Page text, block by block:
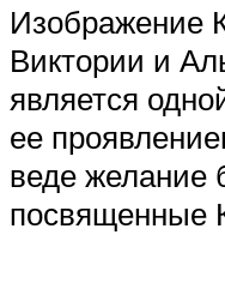
Изображение
Виктории и
является
ее
веде желание
посвященные